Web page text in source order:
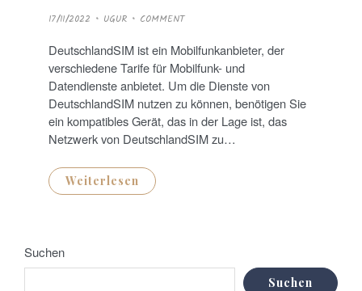
P
O
T
E
D
O
N
17/11/2022 UGUR COMMENT
DeutschlandSIM ist ein Mobilfunkanbieter, der
verschiedene Tarife für Mobilfunk- und
Datendienste anbietet. Um die Dienste von
DeutschlandSIM nutzen zu können, benötigen Sie
ein kompatibles Gerät, das in der Lage ist, das
Netzwerk von DeutschlandSIM zu…
Weiterlesen
Suchen
Suchen